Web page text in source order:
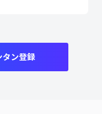
タン登録